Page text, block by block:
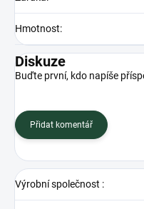
Hmotnost:
Diskuze
Buďte první, kdo napíše
Přidat komentář
Výrobní společnost :